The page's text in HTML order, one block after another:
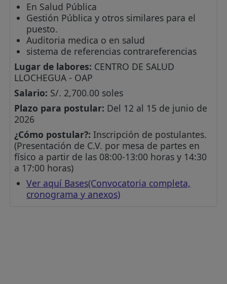
En Salud Pública
Gestión Pública y otros similares para el
puesto.
Auditoria medica o en salud
sistema de referencias contrareferencias
Lugar de labores: CENTRO DE SALUD
LLOCHEGUA - OAP
Salario: S/. 2,700.00 soles
Plazo para postular: Del 12 al 15 de junio de
2026
¿Cómo postular?: Inscripción de postulantes.
(Presentación de C.V. por mesa de partes en
físico a partir de las 08:00-13:00 horas y 14:30
a 17:00 horas)
Ver aquí Bases(Convocatoria completa,
cronograma y anexos)